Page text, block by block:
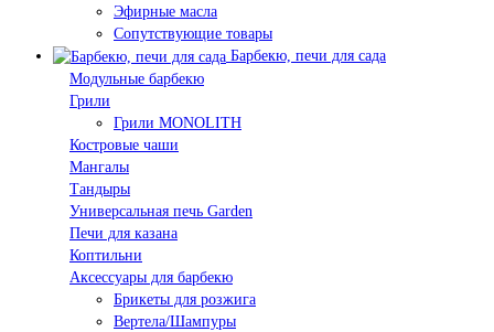
Эфирные масла
Сопутствующие товары
Барбекю, печи для сада
Модульные барбекю
Грили
Грили MONOLITH
Костровые чаши
Мангалы
Тандыры
Универсальная печь Garden
Печи для казана
Коптильни
Аксессуары для барбекю
Брикеты для розжига
Вертела/Шампуры